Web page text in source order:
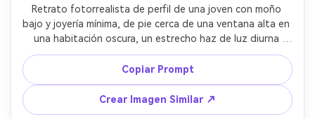
Retrato fotorrealista de perfil de una joven con moño
bajo y joyería mínima, de pie cerca de una ventana alta en
una habitación oscura, un estrecho haz de luz diurna
esculpe su silueta, fondo casi negro, tomada con Fujifilm
GFX100S 110mm f/2, encuadre cerrado, transición suave
en las luces, detalles en sombras profundas, fotografía
editorial en clave baja, textura de piel ultra realista --ar
4:5
Copiar Prompt
Crear Imagen Similar ↗